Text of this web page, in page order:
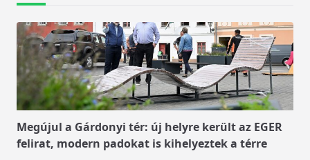
Megújul a Gárdonyi tér: új helyre került az EGER
felirat, modern padokat is kihelyeztek a térre